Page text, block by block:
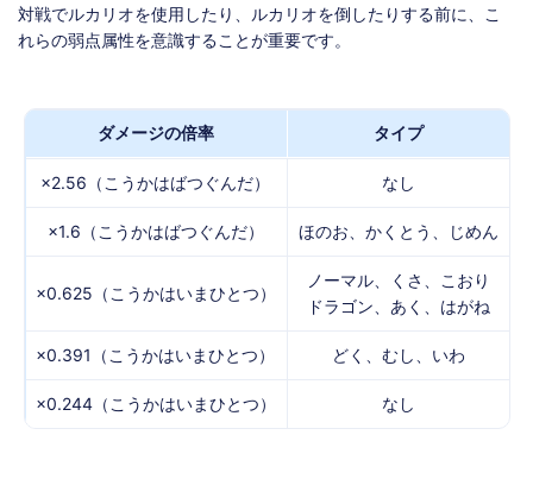
対戦でルカリオを使用したり、ルカリオを倒したりする前に、こ
れらの弱点属性を意識することが重要です。
ダメージの倍率 タイプ
×2.56（こうかはばつぐんだ） なし
×1.6（こうかはばつぐんだ） ほのお、かくとう、じめん
×0.625（こうかはいまひとつ）
ノーマル、くさ、こおり
ドラゴン、あく、はがね
×0.391（こうかはいまひとつ） どく、むし、いわ
×0.244（こうかはいまひとつ） なし